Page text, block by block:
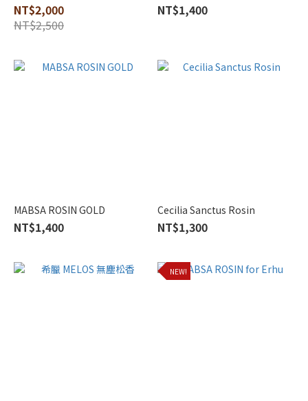
NT$2,000
NT$2,500
NT$1,400
MABSA ROSIN GOLD
NT$1,400
Cecilia Sanctus Rosin
NT$1,300
NEW!